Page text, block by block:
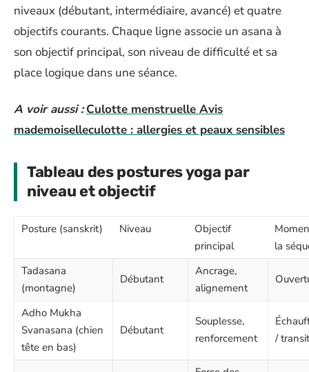
niveaux (débutant, intermédiaire, avancé) et quatre
objectifs courants. Chaque ligne associe un asana à
son objectif principal, son niveau de difficulté et sa
place logique dans une séance.
A voir aussi : Culotte menstruelle Avis
mademoiselleculotte : allergies et peaux sensibles
Tableau des postures yoga par
niveau et objectif
Posture (sanskrit) Niveau
Objectif
principal
la
Tadasana
(montagne)
Débutant
Ancrage,
alignement
Adho Mukha
Svanasana (chien
tête en bas)
Débutant
Souplesse,
renforcement
/